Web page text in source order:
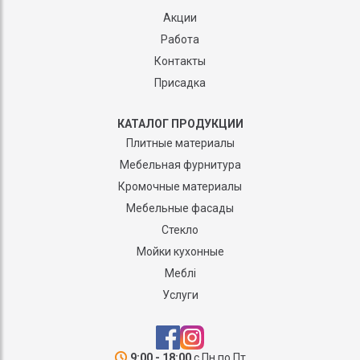
Акции
Работа
Контакты
Присадка
КАТАЛОГ ПРОДУКЦИИ
Плитные материалы
Мебельная фурнитура
Кромочные материалы
Мебельные фасады
Стекло
Мойки кухонные
Меблі
Услуги